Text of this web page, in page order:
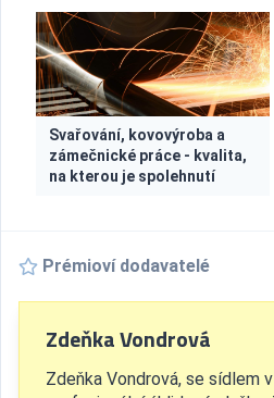
Svařování, kovovýroba a
zámečnické práce - kvalita,
na kterou je spolehnutí
Prémioví dodavatelé
Zdeňka Vondrová
Zdeňka Vondrová, se sídlem